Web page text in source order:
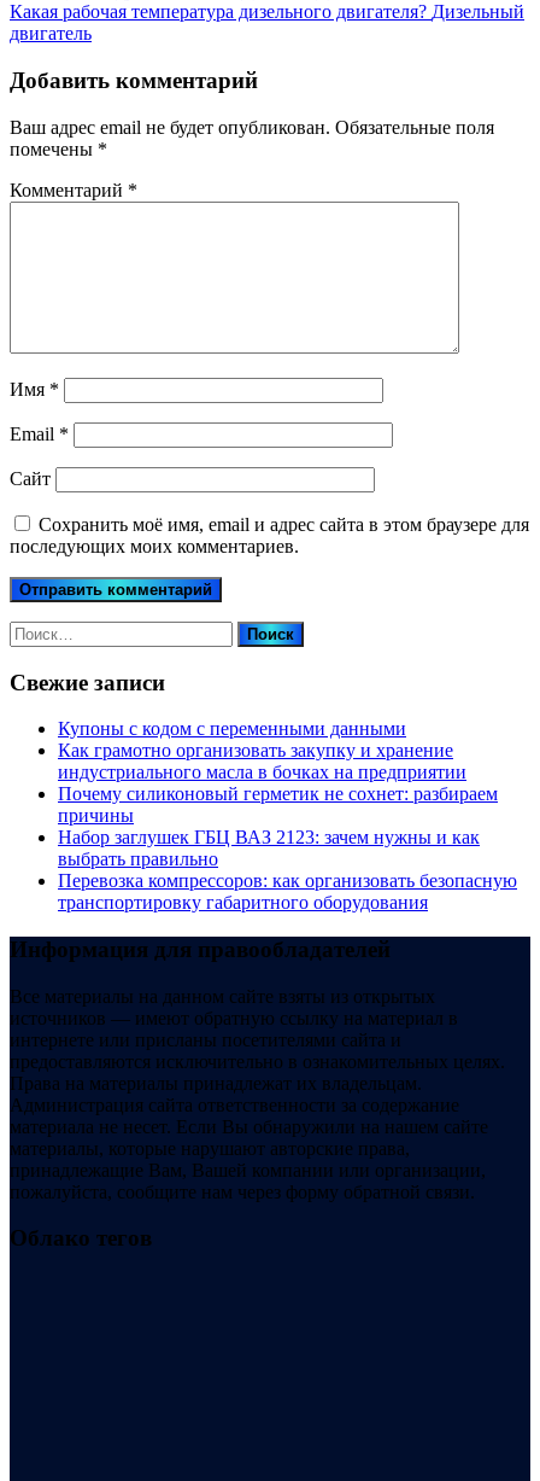
Какая рабочая температура дизельного двигателя? Дизельный
двигатель
Добавить комментарий
Ваш адрес email не будет опубликован. Обязательные поля
помечены *
Комментарий *
Имя *
Email *
Сайт
Сохранить моё имя, email и адрес сайта в этом браузере для
последующих моих комментариев.
Найти:
Свежие записи
Купоны c кодом с переменными данными
Как грамотно организовать закупку и хранение
индустриального масла в бочках на предприятии
Почему силиконовый герметик не сохнет: разбираем
причины
Набор заглушек ГБЦ ВАЗ 2123: зачем нужны и как
выбрать правильно
Перевозка компрессоров: как организовать безопасную
транспортировку габаритного оборудования
Информация для правообладателей
Все материалы на данном сайте взяты из открытых
источников — имеют обратную ссылку на материал в
интернете или присланы посетителями сайта и
предоставляются исключительно в ознакомительных целях.
Права на материалы принадлежат их владельцам.
Администрация сайта ответственности за содержание
материала не несет. Если Вы обнаружили на нашем сайте
материалы, которые нарушают авторские права,
принадлежащие Вам, Вашей компании или организации,
пожалуйста, сообщите нам через форму обратной связи.
Облако тегов